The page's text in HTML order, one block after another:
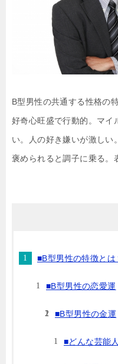
B型男性の共通する性格の
好奇心旺盛で行動的。マイ
い。人の好き嫌いが激しい
褒められると調子に乗る。
■B型男性の特徴とは
■B型男性の恋愛運
■B型男性の金運
■どんな芸能